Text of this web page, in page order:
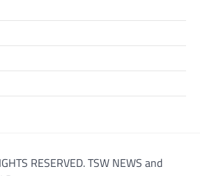
RESERVED. TSW NEWS and